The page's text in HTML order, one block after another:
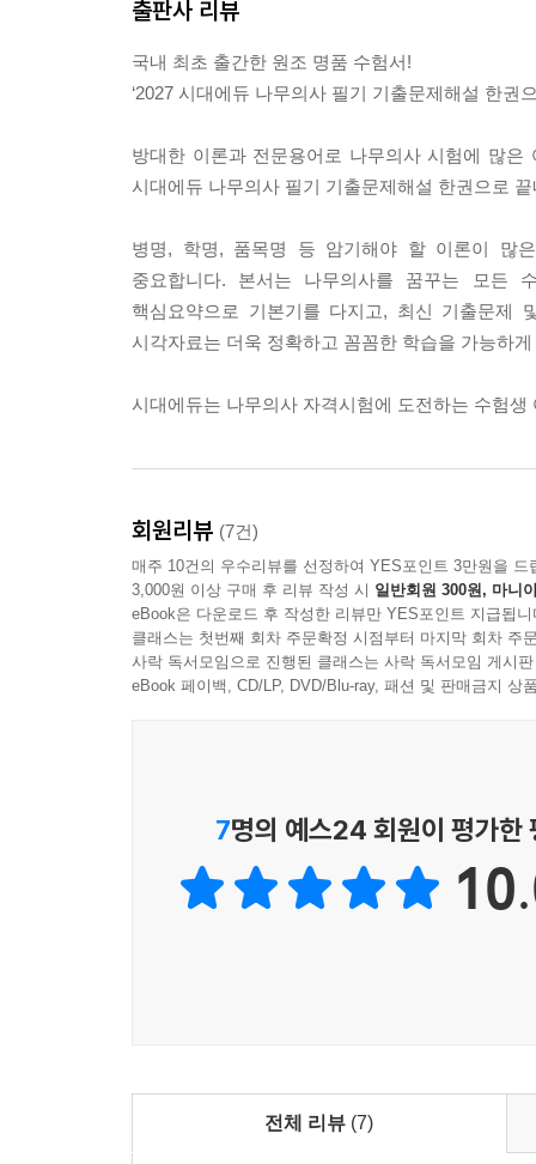
출판사 리뷰
국내 최초 출간한 원조 명품 수험서!
‘2027 시대에듀 나무의사 필기 기출문제해설 한권
방대한 이론과 전문용어로 나무의사 시험에 많
시대에듀 나무의사 필기 기출문제해설 한권으로
병명, 학명, 품목명 등 암기해야 할 이론이 많
중요합니다. 본서는 나무의사를 꿈꾸는 모든
핵심요약으로 기본기를 다지고, 최신 기출문제
시각자료는 더욱 정확하고 꼼꼼한 학습을 가능하
시대에듀는 나무의사 자격시험에 도전하는 수험
회원리뷰 (7건)
매주 10건의 우수리뷰를 선정하여 YES포인트 3만원을 드
3,000원 이상 구매 후 리뷰 작성 시 일반회원 300원, 마니
eBook은 다운로드 후 작성한 리뷰만 YES포인트 지급됩니
클래스는 첫번째 회차 주문확정 시점부터 마지막 회차 주
사락 독서모임으로 진행된 클래스는 사락 독서모임 게시
eBook 페이백, CD/LP, DVD/Blu-ray, 패션 및 판매금지 상
7명의 예스24 회원이 평가한
전체 리뷰 (7)